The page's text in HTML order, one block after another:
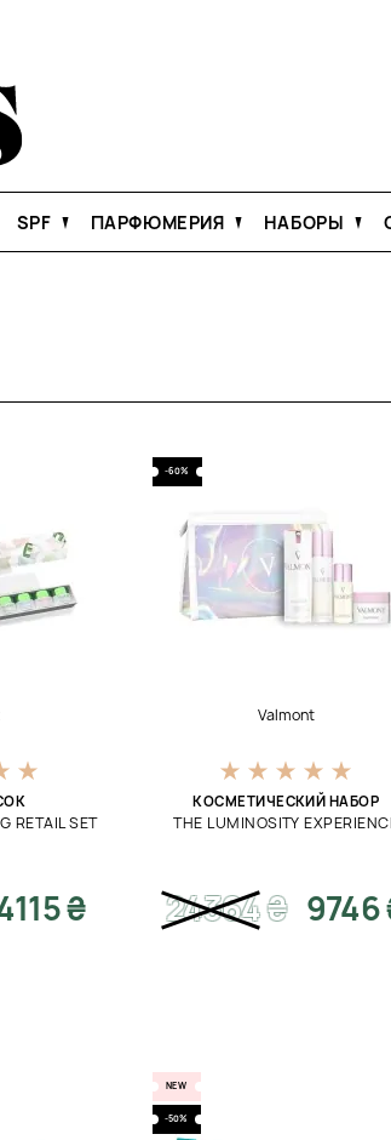
SPF ПАРФЮМЕРИЯ НАБОРЫ
RETAIL SET
₴
-60%
Valmont
КОСМЕТИЧЕСКИЙ НАБОР
THE LUMINOSITY
24364₴ 9746
NEW
-50%